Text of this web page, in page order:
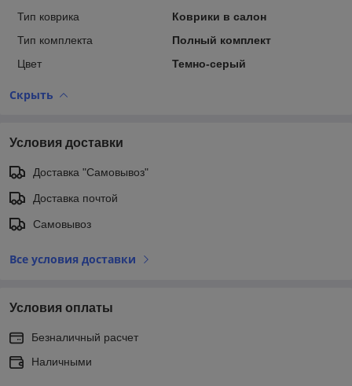
Тип коврика
Коврики в салон
Тип комплекта
Полный комплект
Цвет
Темно-серый
Скрыть
Условия доставки
Доставка "Самовывоз"
Доставка почтой
Самовывоз
Все условия доставки
Условия оплаты
Безналичный расчет
Наличными